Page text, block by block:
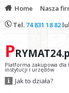
Home Nasza
Tel. 74 831 18 82
P
Platforma zakupowa dla
instytucji i urzędów
Jak to działa?